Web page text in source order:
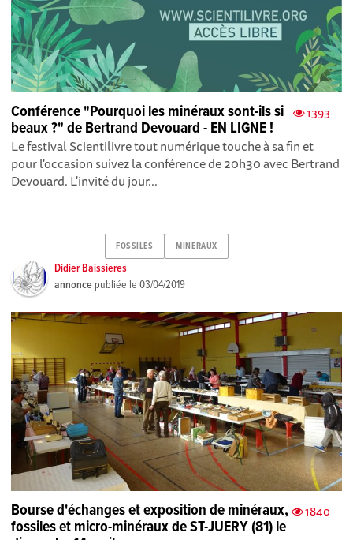
1393
Conférence "Pourquoi les minéraux sont-ils si
beaux ?" de Bertrand Devouard - EN LIGNE !
Le festival Scientilivre tout numérique touche à sa fin et
pour l'occasion suivez la conférence de 20h30 avec Bertrand
Devouard. L'invité du jour...
FOSSILES MINERAUX
Didier Baissieres
annonce publiée le03/04/2019
1840
Bourse d'échanges et exposition de minéraux,
fossiles et micro-minéraux de ST-JUERY (81) le